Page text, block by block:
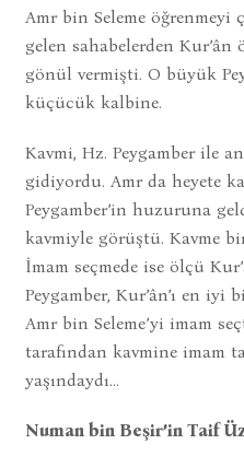
Amr bin Seleme öğrenmeyi
gelen sahabelerden Kur’ân
gönül vermişti. O büyük
küçücük kalbine.
Kavmi, Hz. Peygamber ile
gidiyordu. Amr da heyete
Peygamber’in huzuruna
kavmiyle görüştü. Kavme
İmam seçmede ise ölçü
Peygamber, Kur’ân’ı en iyi
Amr bin Seleme’yi imam
tarafından kavmine imam
yaşındaydı…
Numan bin Beşir’in Taif